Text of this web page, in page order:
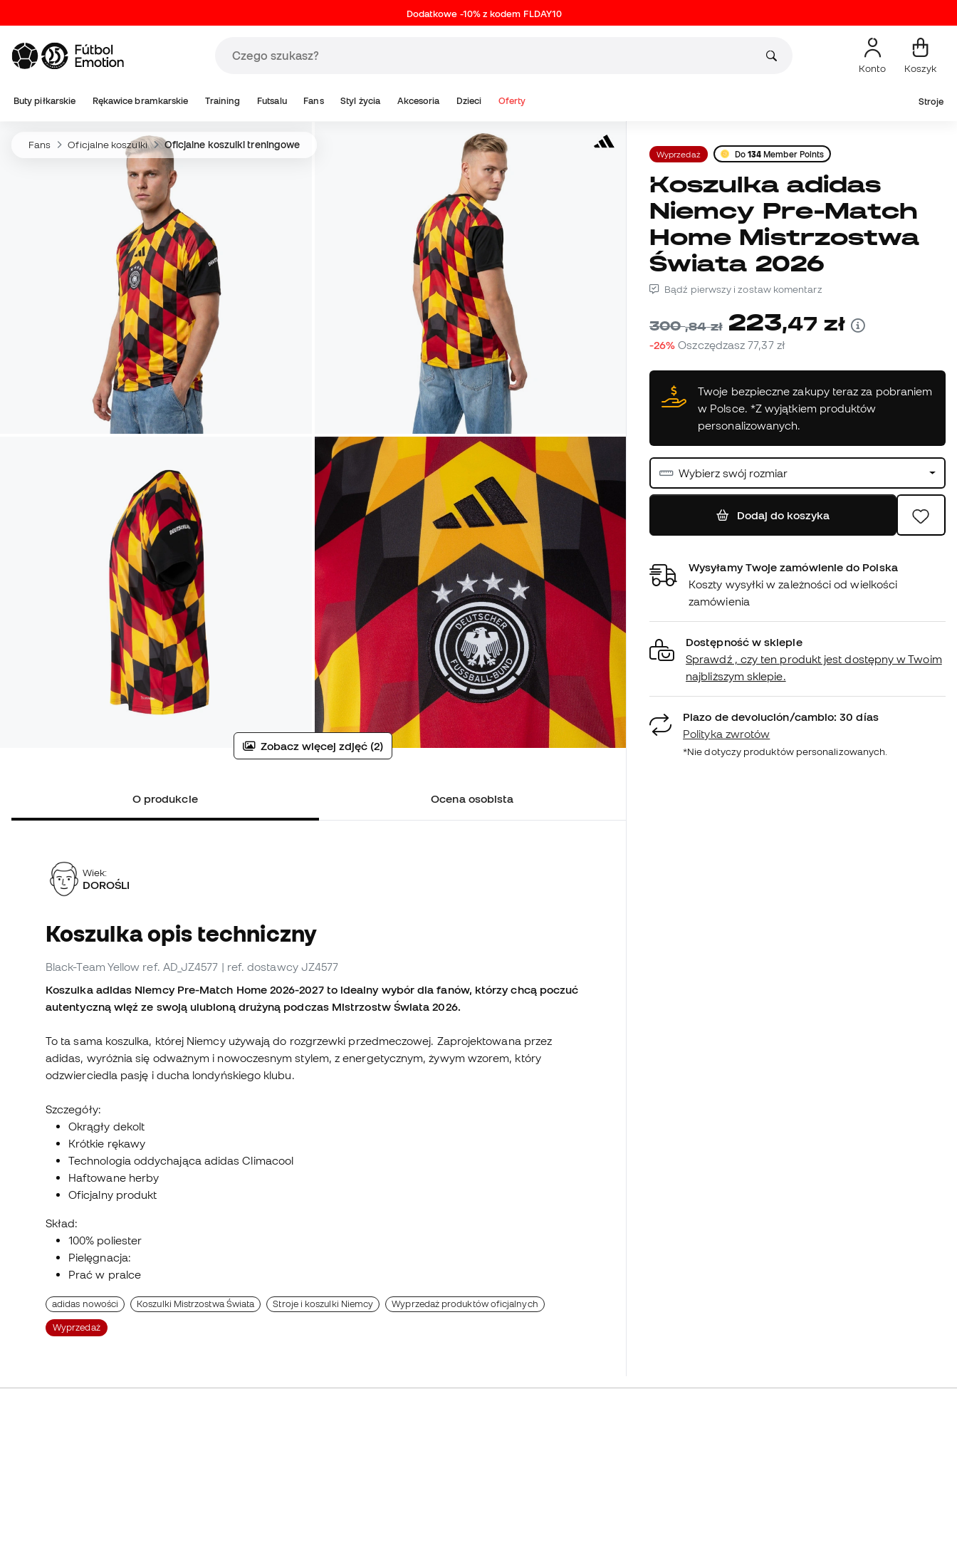
Dodatkowe -10% z kodem FLDAY10
Konto Koszyk
Buty piłkarskie Rękawice bramkarskie Training Futsalu Fans Styl życia Akcesoria Dzieci Oferty Stroje
Fans Oficjalne koszulki Oficjalne koszulki treningowe
Zobacz więcej zdjęć (2)
O produkcie Ocena osobista
Wiek:
DOROŚLI
Koszulka opis techniczny
Black-Team Yellow ref. AD_JZ4577 | ref. dostawcy JZ4577
Koszulka adidas Niemcy Pre-Match Home 2026-2027 to idealny wybór dla fanów, którzy chcą poczuć
autentyczną więź ze swoją ulubioną drużyną podczas Mistrzostw Świata 2026.
To ta sama koszulka, której Niemcy używają do rozgrzewki przedmeczowej. Zaprojektowana przez
adidas, wyróżnia się odważnym i nowoczesnym stylem, z energetycznym, żywym wzorem, który
odzwierciedla pasję i ducha londyńskiego klubu.
Szczegóły:
Okrągły dekolt
Krótkie rękawy
Technologia oddychająca adidas Climacool
Haftowane herby
Oficjalny produkt
Skład:
100% poliester
Pielęgnacja:
Prać w pralce
adidas nowości Koszulki Mistrzostwa Świata Stroje i koszulki Niemcy Wyprzedaż produktów oficjalnych
Wyprzedaż
Wyprzedaż Do 134 Member Points
Koszulka adidas
Niemcy Pre-Match
Home Mistrzostwa
Świata 2026
Bądź pierwszy i zostaw komentarz
300,84 zł 223,47 zł
-26% Oszczędzasz77,37 zł
Twoje bezpieczne zakupy teraz za pobraniem
w Polsce. *Z wyjątkiem produktów
personalizowanych.
Wybierz swój rozmiar
Dodaj do koszyka
Wysyłamy Twoje zamówienie do Polska
Koszty wysyłki w zależności od wielkości
zamówienia
Dostępność w sklepie
Sprawdź , czy ten produkt jest dostępny w Twoim
najbliższym sklepie.
Plazo de devolución/cambio: 30 días
Polityka zwrotów
*Nie dotyczy produktów personalizowanych.